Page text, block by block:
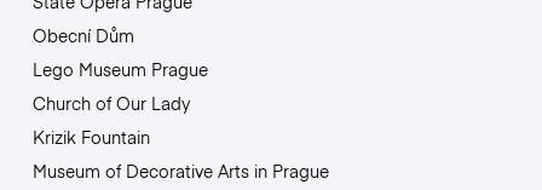
Obecní Dům
Lego Museum Prague
Church of Our Lady
Krizik Fountain
Museum of Decorative Arts in Prague